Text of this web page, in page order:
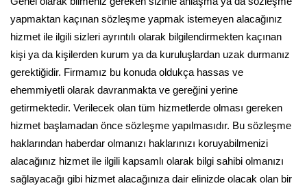
yapmaktan kaçınan sözleşme yapmak istemeyen alacağınız
hizmet ile ilgili sizleri ayrıntılı olarak bilgilendirmekten kaçınan
kişi ya da kişilerden kurum ya da kuruluşlardan uzak durmanız
gerektiğidir. Firmamız bu konuda oldukça hassas ve
ehemmiyetli olarak davranmakta ve gereğini yerine
getirmektedir. Verilecek olan tüm hizmetlerde olması gereken
hizmet başlamadan önce sözleşme yapılmasıdır. Bu sözleşme
haklarından haberdar olmanızı haklarınızı koruyabilmenizi
alacağınız hizmet ile ilgili kapsamlı olarak bilgi sahibi olmanızı
sağlayacağı gibi hizmet alacağınıza dair elinizde olacak olan bir